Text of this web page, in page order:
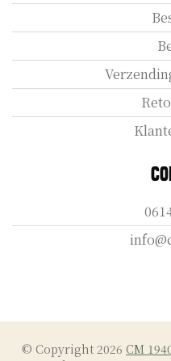
© Copyright 2026 CM